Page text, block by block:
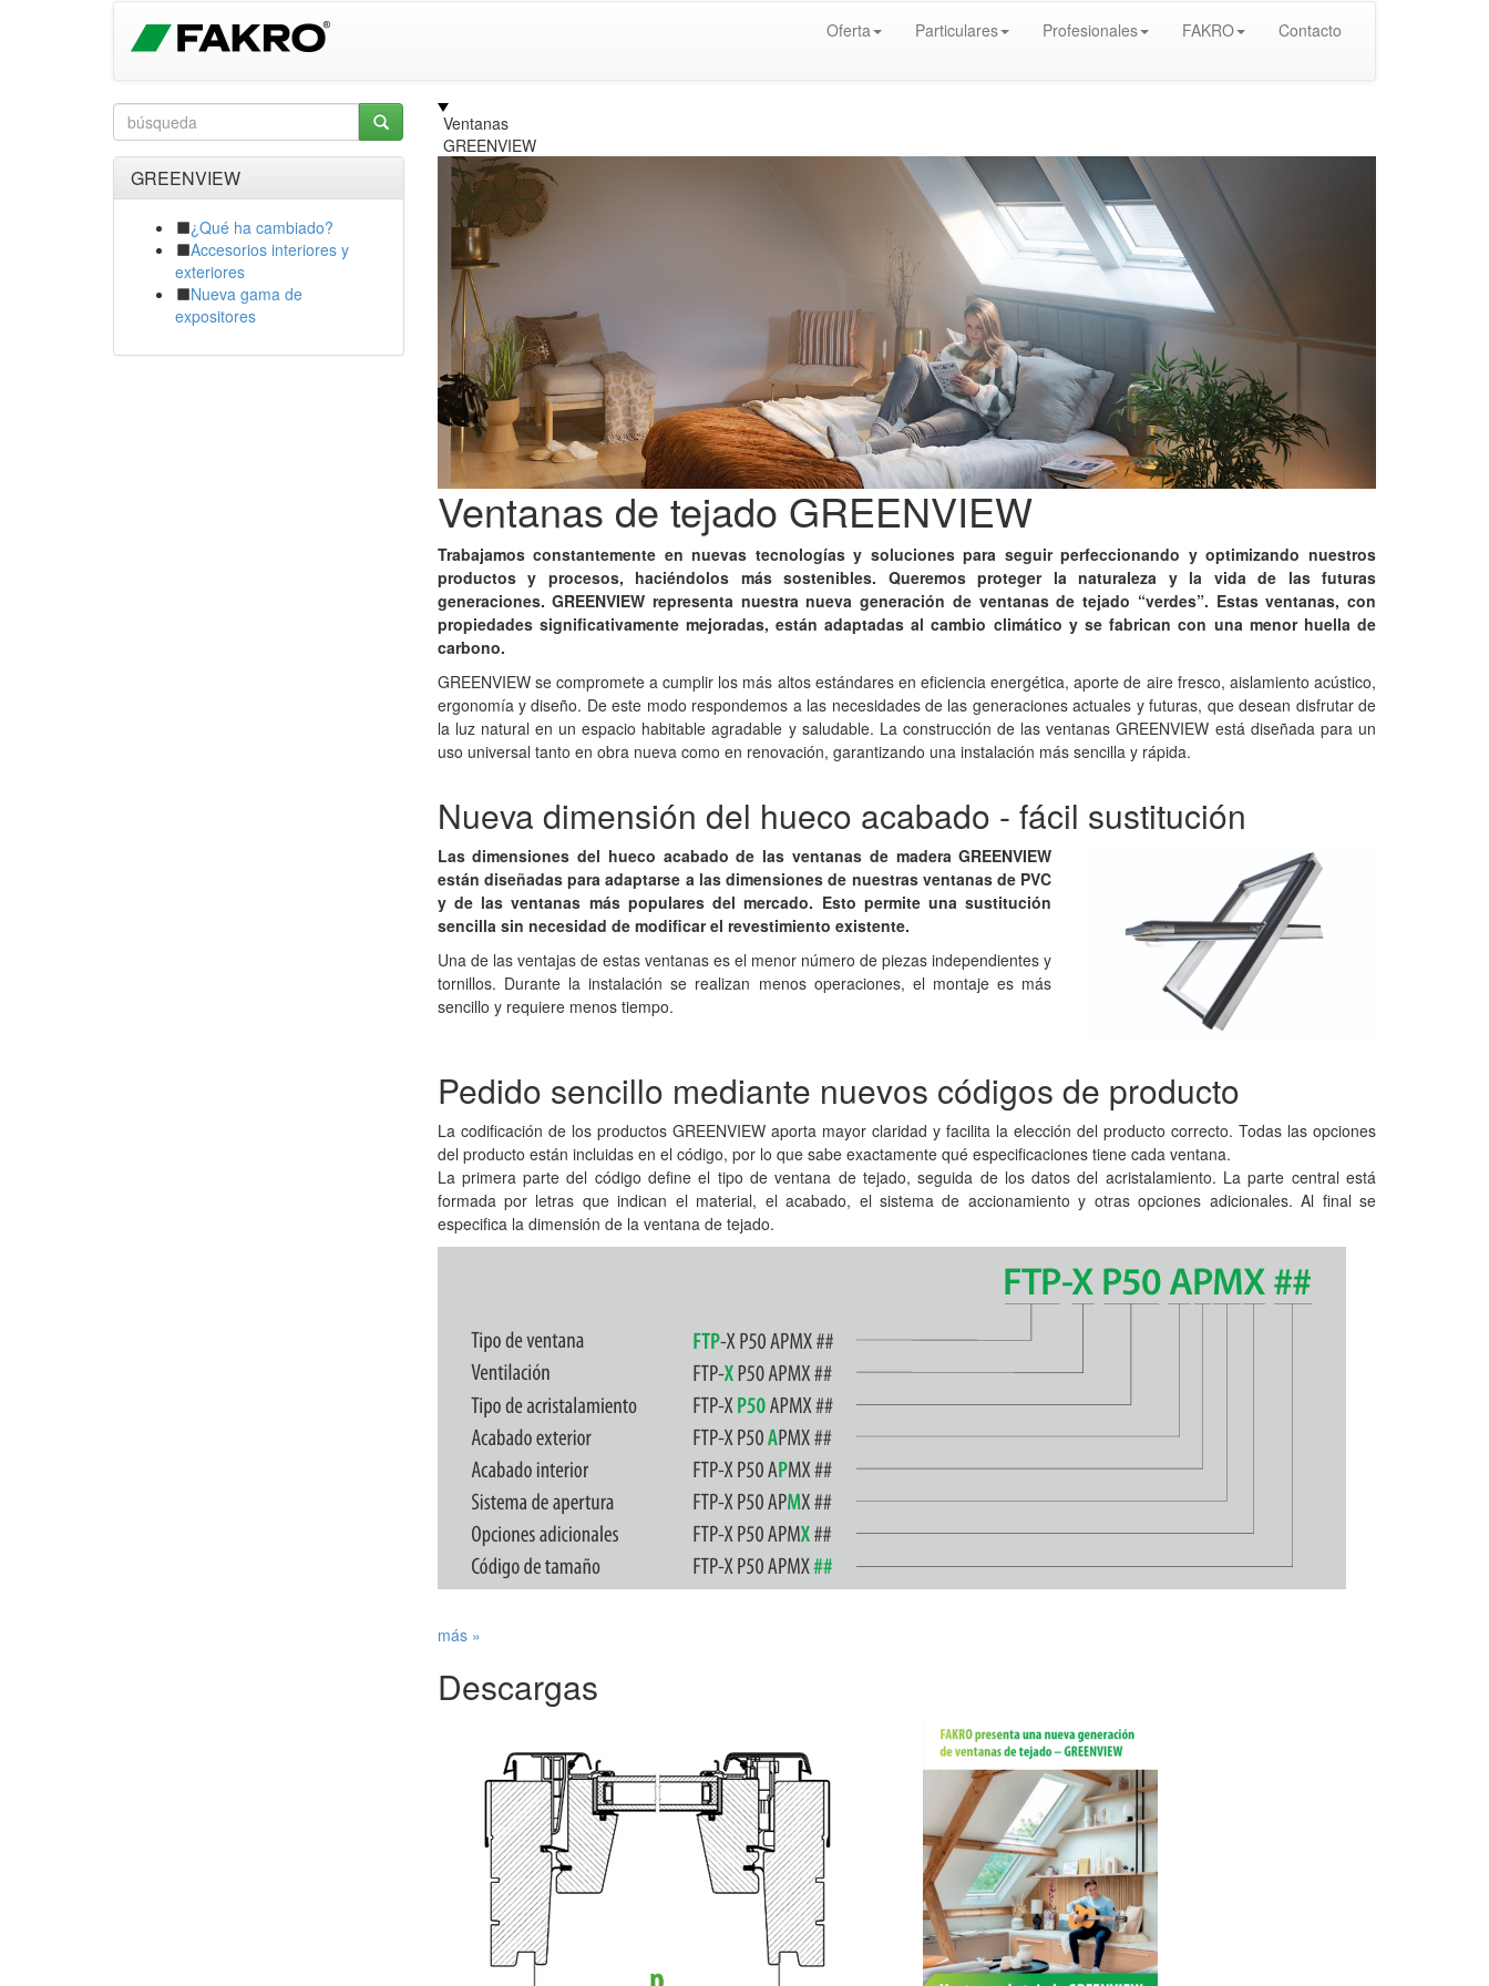
Oferta Particulares Profesionales FAKRO Contacto
Ventanas
GREENVIEW
GREENVIEW
¿Qué ha cambiado?
Accesorios interiores y
exteriores
Nueva gama de
expositores
Ventanas de tejado GREENVIEW
Trabajamos constantemente en nuevas tecnologías y soluciones para seguir perfeccionando y optimizando nuestros
productos y procesos, haciéndolos más sostenibles. Queremos proteger la naturaleza y la vida de las futuras
generaciones. GREENVIEW representa nuestra nueva generación de ventanas de tejado “verdes”. Estas ventanas, con
propiedades significativamente mejoradas, están adaptadas al cambio climático y se fabrican con una menor huella de
carbono.
GREENVIEW se compromete a cumplir los más altos estándares en eficiencia energética, aporte de aire fresco, aislamiento acústico,
ergonomía y diseño. De este modo respondemos a las necesidades de las generaciones actuales y futuras, que desean disfrutar de
la luz natural en un espacio habitable agradable y saludable. La construcción de las ventanas GREENVIEW está diseñada para un
uso universal tanto en obra nueva como en renovación, garantizando una instalación más sencilla y rápida.
Nueva dimensión del hueco acabado - fácil sustitución
Las dimensiones del hueco acabado de las ventanas de madera GREENVIEW
están diseñadas para adaptarse a las dimensiones de nuestras ventanas de PVC
y de las ventanas más populares del mercado. Esto permite una sustitución
sencilla sin necesidad de modificar el revestimiento existente.
Una de las ventajas de estas ventanas es el menor número de piezas independientes y
tornillos. Durante la instalación se realizan menos operaciones, el montaje es más
sencillo y requiere menos tiempo.
Pedido sencillo mediante nuevos códigos de producto
La codificación de los productos GREENVIEW aporta mayor claridad y facilita la elección del producto correcto. Todas las opciones
del producto están incluidas en el código, por lo que sabe exactamente qué especificaciones tiene cada ventana.
La primera parte del código define el tipo de ventana de tejado, seguida de los datos del acristalamiento. La parte central está
formada por letras que indican el material, el acabado, el sistema de accionamiento y otras opciones adicionales. Al final se
especifica la dimensión de la ventana de tejado.
más »
Descargas